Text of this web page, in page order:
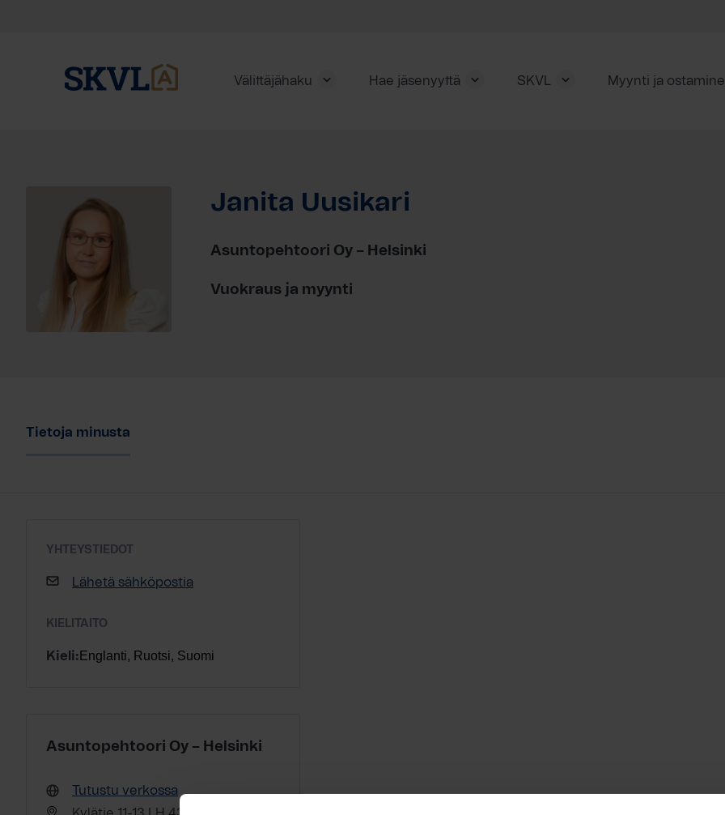
Välittäjähaku Hae jäsenyyttä SKVL Myynti ja
Janita Uusikari
Asuntopehtoori Oy – Helsinki
Vuokraus ja myynti
Tietoja minusta
YHTEYSTIEDOT
Lähetä sähköpostia
KIELITAITO
Kieli: Englanti, Ruotsi, Suomi
Asuntopehtoori Oy – Helsinki
Tutustu verkossa